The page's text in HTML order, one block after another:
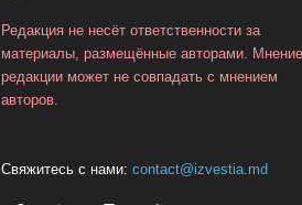
Редакция не несёт ответственности за
материалы, размещённые авторами. Мнение
редакции может не совпадать с мнением
авторов.
Свяжитесь с нами: contact@izvestia.md